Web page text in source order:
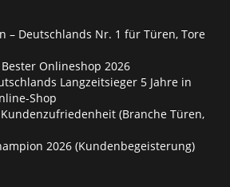
– Deutschlands Nr. 1 für Türen, Tore
Onlineshop 2026
Langzeitsieger 5 Jahre in
Shop
Kundenzufriedenheit (Branche Türen,
2026 (Kundenbegeisterung)